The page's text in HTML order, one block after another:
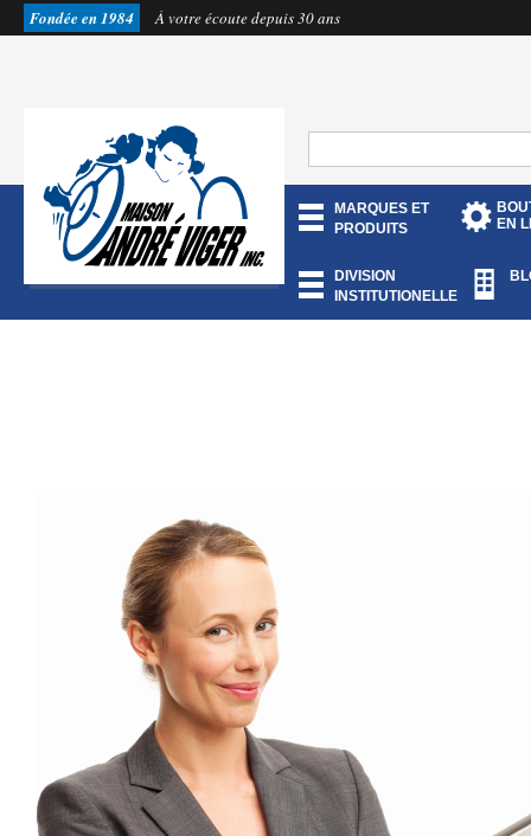
Fondée en 1984 À votre écoute depuis 30 ans
MARQUES ET
PRODUITS
EN
DIVISION
INSTITUTIONELLE